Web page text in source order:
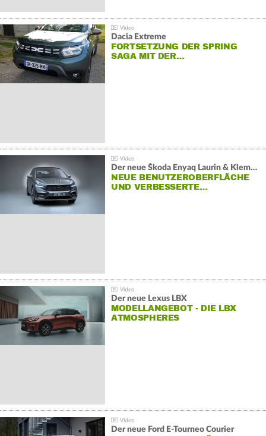
Dacia Extreme
FORTSETZUNG DER SPRING
SAGA MIT DER…
Der neue Škoda Enyaq Laurin & Klement
NEUE BENUTZEROBERFLÄCHE
UND VERBESSERTE…
Der neue Lexus LBX
MODELLANGEBOT - DIE LBX
ATMOSPHERES
Der neue Ford E-Tourneo Courier